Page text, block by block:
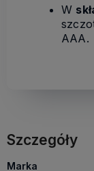
W
AAA.
Szczegóły
Marka